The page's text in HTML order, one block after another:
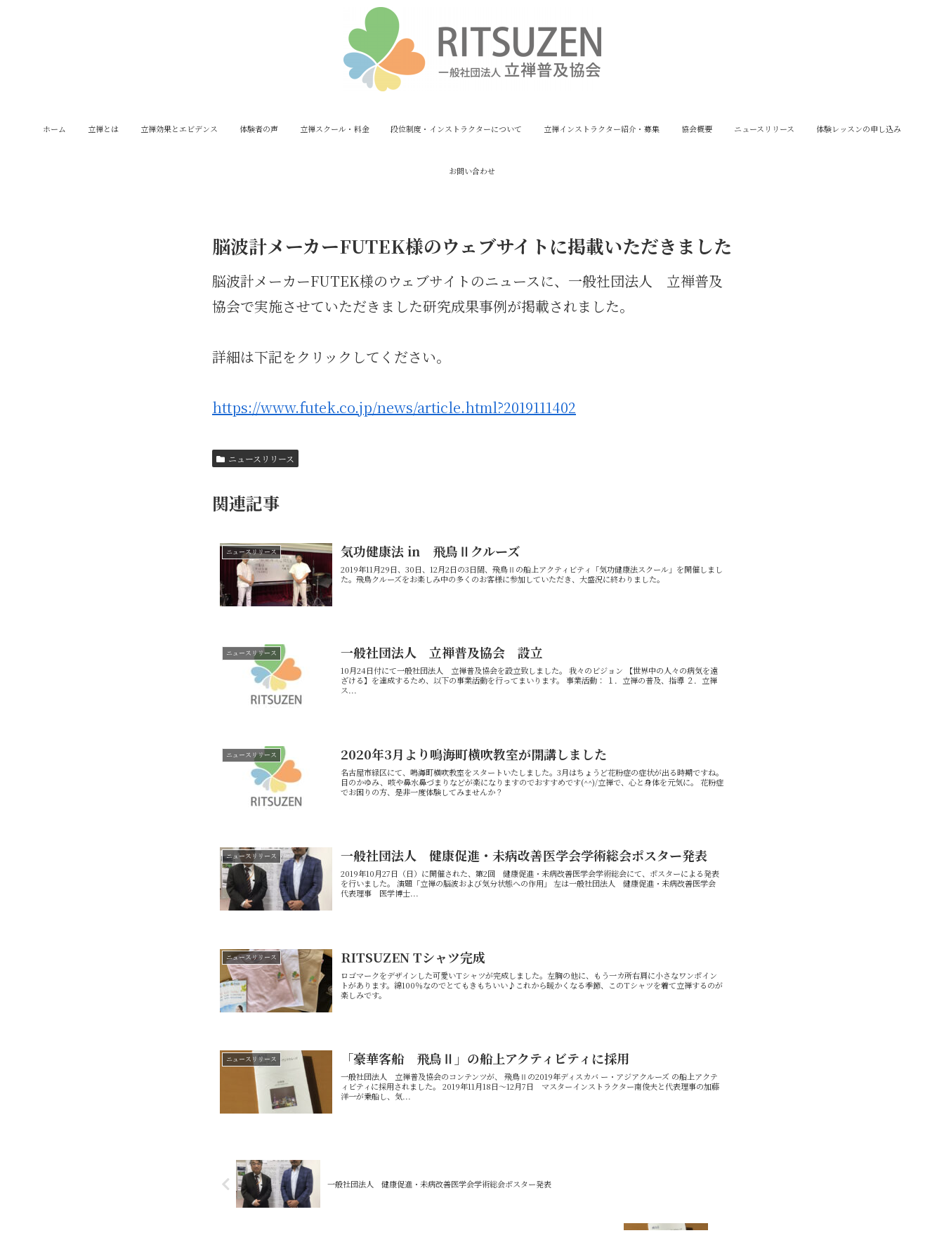
ホーム 立禅とは 立禅効果とエビデンス 体験者の声 立禅スクール・料金 段位制度・インストラクターについて 立禅インストラクター紹介・募集 協会概要 ニュースリリース 体験レッスンの申し込み
お問い合わせ
脳波計メーカーFUTEK様のウェブサイトに掲載いただきました
脳波計メーカーFUTEK様のウェブサイトのニュースに、一般社団法人 立禅普及
協会で実施させていただきました研究成果事例が掲載されました。
詳細は下記をクリックしてください。
https://www.futek.co.jp/news/article.html?2019111402
ニュースリリース
関連記事
ニュースリリース 気功健康法 in 飛鳥Ⅱクルーズ
2019年11月29日、30日、12月2日の3日間、飛鳥Ⅱの船上アクティビティ「気功健康法スクール」を開催しまし
た。飛鳥クルーズをお楽しみ中の多くのお客様に参加していただき、大盛況に終わりました。
ニュースリリース 一般社団法人 立禅普及協会 設立
10月24日付にて一般社団法人 立禅普及協会を設立致しました。 我々のビジョン 【世界中の人々の病気を遠
ざける】を達成するため、以下の事業活動を行ってまいります。 事業活動： １．立禅の普及、指導 ２．立禅
ス...
ニュースリリース 2020年3月より鳴海町横吹教室が開講しました
名古屋市緑区にて、鳴海町横吹教室をスタートいたしました。3月はちょうど花粉症の症状が出る時期ですね。
目のかゆみ、咳や鼻水鼻づまりなどが楽になりますのでおすすめです(^^)/立禅で、心と身体を元気に。 花粉症
でお困りの方、是非一度体験してみませんか？
ニュースリリース 一般社団法人 健康促進・未病改善医学会学術総会ポスター発表
2019年10月27日（日）に開催された、第2回 健康促進・未病改善医学会学術総会にて、ポスターによる発表
を行いました。 演題「立禅の脳波および気分状態への作用」 左は一般社団法人 健康促進・未病改善医学会
代表理事 医学博士...
ニュースリリース RITSUZEN Tシャツ完成
ロゴマークをデザインした可愛いTシャツが完成しました。左胸の他に、もう一カ所右肩に小さなワンポイン
トがあります。綿100％なのでとてもきもちいい♪これから暖かくなる季節、このTシャツを着て立禅するのが
楽しみです。
ニュースリリース 「豪華客船 飛鳥Ⅱ」の船上アクティビティに採用
一般社団法人 立禅普及協会のコンテンツが、 飛鳥Ⅱの2019年ディスカバ ー・アジアクルーズ の船上アクテ
ィビティに採用されました。 2019年11月18日～12月7日 マスターインストラクター南俊夫と代表理事の加藤
洋一が乗船し、気...
一般社団法人 健康促進・未病改善医学会学術総会ポスター発表